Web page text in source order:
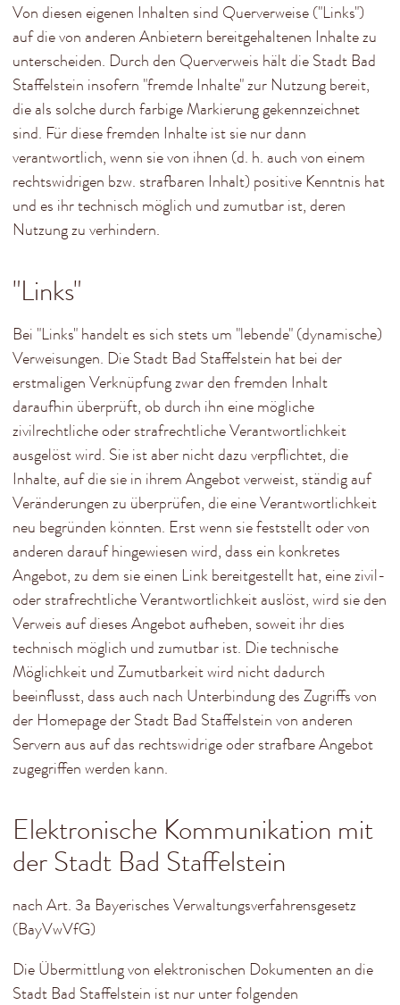
Von diesen eigenen Inhalten sind Querverweise ("Links")
auf die von anderen Anbietern bereitgehaltenen Inhalte zu
unterscheiden. Durch den Querverweis hält die Stadt Bad
Staffelstein insofern "fremde Inhalte" zur Nutzung bereit,
die als solche durch farbige Markierung gekennzeichnet
sind. Für diese fremden Inhalte ist sie nur dann
verantwortlich, wenn sie von ihnen (d. h. auch von einem
rechtswidrigen bzw. strafbaren Inhalt) positive Kenntnis hat
und es ihr technisch möglich und zumutbar ist, deren
Nutzung zu verhindern.
"Links"
Bei "Links" handelt es sich stets um "lebende" (dynamische)
Verweisungen. Die Stadt Bad Staffelstein hat bei der
erstmaligen Verknüpfung zwar den fremden Inhalt
daraufhin überprüft, ob durch ihn eine mögliche
zivilrechtliche oder strafrechtliche Verantwortlichkeit
ausgelöst wird. Sie ist aber nicht dazu verpflichtet, die
Inhalte, auf die sie in ihrem Angebot verweist, ständig auf
Veränderungen zu überprüfen, die eine Verantwortlichkeit
neu begründen könnten. Erst wenn sie feststellt oder von
anderen darauf hingewiesen wird, dass ein konkretes
Angebot, zu dem sie einen Link bereitgestellt hat, eine zivil-
oder strafrechtliche Verantwortlichkeit auslöst, wird sie den
Verweis auf dieses Angebot aufheben, soweit ihr dies
technisch möglich und zumutbar ist. Die technische
Möglichkeit und Zumutbarkeit wird nicht dadurch
beeinflusst, dass auch nach Unterbindung des Zugriffs von
der Homepage der Stadt Bad Staffelstein von anderen
Servern aus auf das rechtswidrige oder strafbare Angebot
zugegriffen werden kann.
Elektronische Kommunikation mit
der Stadt Bad Staffelstein
nach Art. 3a Bayerisches Verwaltungsverfahrensgesetz
(BayVwVfG)
Die Übermittlung von elektronischen Dokumenten an die
Stadt Bad Staffelstein ist nur unter folgenden